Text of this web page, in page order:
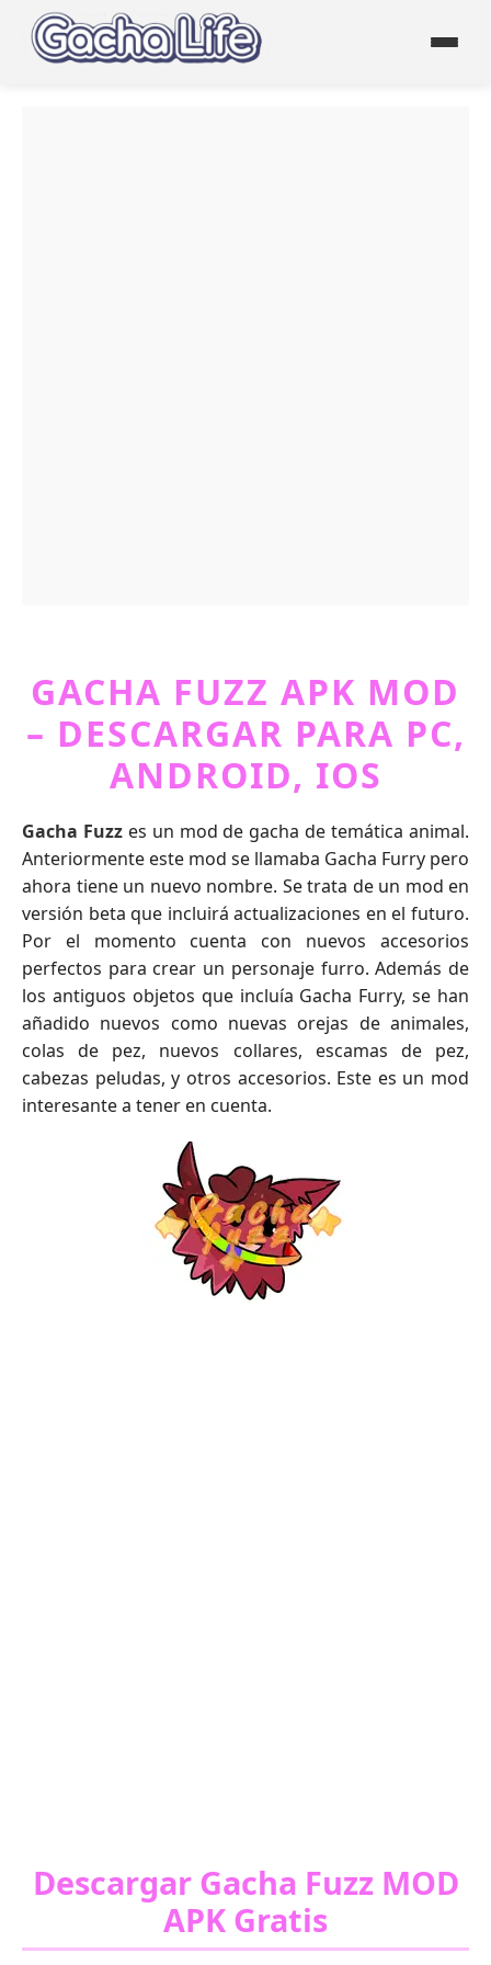
GACHA FUZZ APK MOD
– DESCARGAR PARA PC,
ANDROID, IOS
Gacha Fuzz es un mod de gacha de temática animal.
Anteriormente este mod se llamaba Gacha Furry pero
ahora tiene un nuevo nombre. Se trata de un mod en
versión beta que incluirá actualizaciones en el futuro.
Por el momento cuenta con nuevos accesorios
perfectos para crear un personaje furro. Además de
los antiguos objetos que incluía Gacha Furry, se han
añadido nuevos como nuevas orejas de animales,
colas de pez, nuevos collares, escamas de pez,
cabezas peludas, y otros accesorios. Este es un mod
interesante a tener en cuenta.
Descargar Gacha Fuzz MOD
APK Gratis